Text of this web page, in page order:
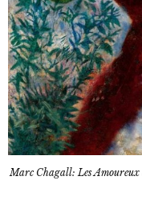
Marc Chagall: Les Amoureux